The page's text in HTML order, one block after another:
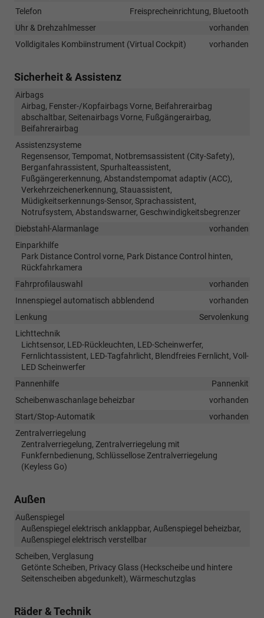
Telefon
Freisprecheinrichtung, Bluetooth
Uhr & Drehzahlmesser
vorhanden
Volldigitales Kombiinstrument (Virtual Cockpit)
vorhanden
Sicherheit & Assistenz
Airbags
Airbag, Fenster-/Kopfairbags Vorne, Beifahrerairbag
abschaltbar, Seitenairbags Vorne, Fußgängerairbag,
Beifahrerairbag
Assistenzsysteme
Regensensor, Tempomat, Notbremsassistent (City-Safety),
Berganfahrassistent, Spurhalteassistent,
Fußgängererkennung, Abstandstempomat adaptiv (ACC),
Verkehrzeichenerkennung, Stauassistent,
Müdigkeitserkennungs-Sensor, Sprachassistent,
Notrufsystem, Abstandswarner, Geschwindigkeitsbegrenzer
Diebstahl-Alarmanlage
vorhanden
Einparkhilfe
Park Distance Control vorne, Park Distance Control hinten,
Rückfahrkamera
Fahrprofilauswahl
vorhanden
Innenspiegel automatisch abblendend
vorhanden
Lenkung
Servolenkung
Lichttechnik
Lichtsensor, LED-Rückleuchten, LED-Scheinwerfer,
Fernlichtassistent, LED-Tagfahrlicht, Blendfreies Fernlicht, Voll-
LED Scheinwerfer
Pannenhilfe
Pannenkit
Scheibenwaschanlage beheizbar
vorhanden
Start/Stop-Automatik
vorhanden
Zentralverriegelung
Zentralverriegelung, Zentralverriegelung mit
Funkfernbedienung, Schlüssellose Zentralverriegelung
(Keyless Go)
Außen
Außenspiegel
Außenspiegel elektrisch anklappbar, Außenspiegel beheizbar,
Außenspiegel elektrisch verstellbar
Scheiben, Verglasung
Getönte Scheiben, Privacy Glass (Heckscheibe und hintere
Seitenscheiben abgedunkelt), Wärmeschutzglas
Räder & Technik